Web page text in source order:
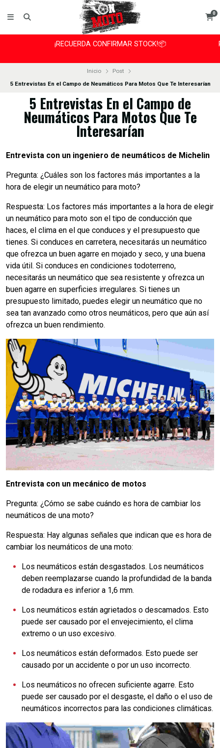
0
¡RECUERDA CONFIRMAR STOCK!📦
Inicio
Post
5 Entrevistas En el Campo de Neumáticos Para Motos Que Te Interesarían
5 Entrevistas En el Campo de
Neumáticos Para Motos Que Te
Interesarían
Entrevista con un ingeniero de neumáticos de Michelin
Pregunta: ¿Cuáles son los factores más importantes a la
hora de elegir un neumático para moto?
Respuesta: Los factores más importantes a la hora de elegir
un neumático para moto son el tipo de conducción que
haces, el clima en el que conduces y el presupuesto que
tienes. Si conduces en carretera, necesitarás un neumático
que ofrezca un buen agarre en mojado y seco, y una buena
vida útil. Si conduces en condiciones todoterreno,
necesitarás un neumático que sea resistente y ofrezca un
buen agarre en superficies irregulares. Si tienes un
presupuesto limitado, puedes elegir un neumático que no
sea tan avanzado como otros neumáticos, pero que aún así
ofrezca un buen rendimiento.
Entrevista con un mecánico de motos
Pregunta: ¿Cómo se sabe cuándo es hora de cambiar los
neumáticos de una moto?
Respuesta: Hay algunas señales que indican que es hora de
cambiar los neumáticos de una moto:
Los neumáticos están desgastados. Los neumáticos
deben reemplazarse cuando la profundidad de la banda
de rodadura es inferior a 1,6 mm.
Los neumáticos están agrietados o descamados. Esto
puede ser causado por el envejecimiento, el clima
extremo o un uso excesivo.
Los neumáticos están deformados. Esto puede ser
causado por un accidente o por un uso incorrecto.
Los neumáticos no ofrecen suficiente agarre. Esto
puede ser causado por el desgaste, el daño o el uso de
neumáticos incorrectos para las condiciones climáticas.